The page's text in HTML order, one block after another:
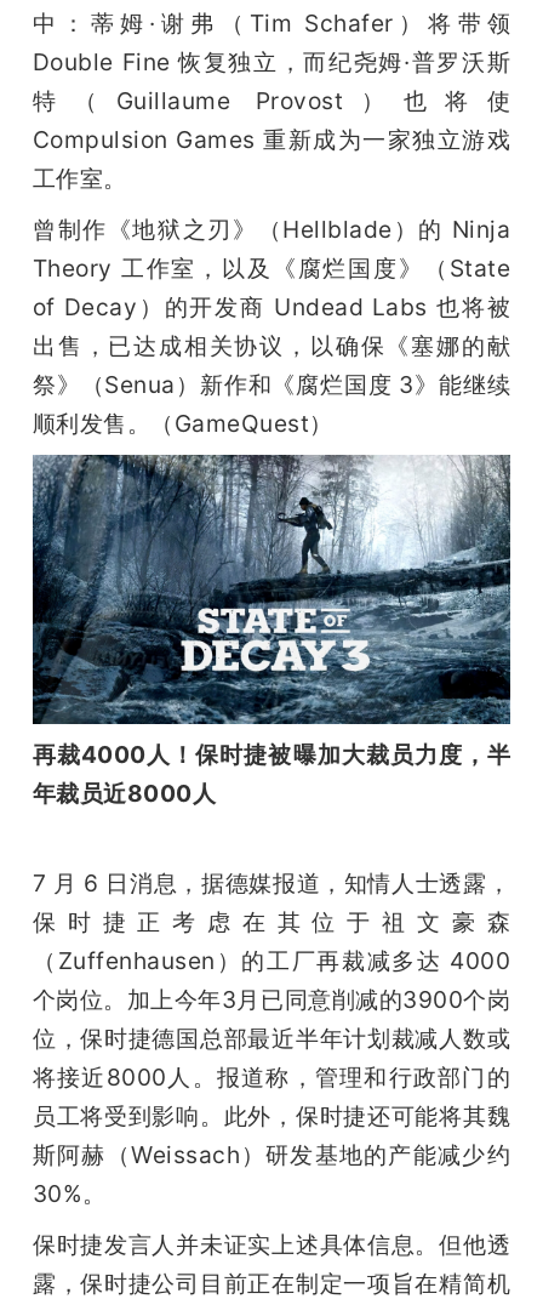
中：蒂姆·谢弗（Tim Schafer）将带领
Double Fine 恢复独立，而纪尧姆·普罗沃斯
特（Guillaume Provost）也将使
Compulsion Games 重新成为一家独立游戏
工作室。
曾制作《地狱之刃》（Hellblade）的 Ninja
Theory 工作室，以及《腐烂国度》（State
of Decay）的开发商 Undead Labs 也将被
出售，已达成相关协议，以确保《塞娜的献
祭》（Senua）新作和《腐烂国度 3》能继续
顺利发售。（GameQuest）
再裁4000人！保时捷被曝加大裁员力度，半
年裁员近8000人
7 月 6 日消息，据德媒报道，知情人士透露，
保时捷正考虑在其位于祖文豪森
（Zuffenhausen）的工厂再裁减多达 4000
个岗位。加上今年3月已同意削减的3900个岗
位，保时捷德国总部最近半年计划裁减人数或
将接近8000人。报道称，管理和行政部门的
员工将受到影响。此外，保时捷还可能将其魏
斯阿赫（Weissach）研发基地的产能减少约
30%。
保时捷发言人并未证实上述具体信息。但他透
露，保时捷公司目前正在制定一项旨在精简机